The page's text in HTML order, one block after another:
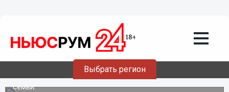
Выбрать регион
Мероприятие областного конкурса
«Нижегородская семья-2020» пройдет
в Городце
Цель мероприятия - укрепление и развитие института
семьи.